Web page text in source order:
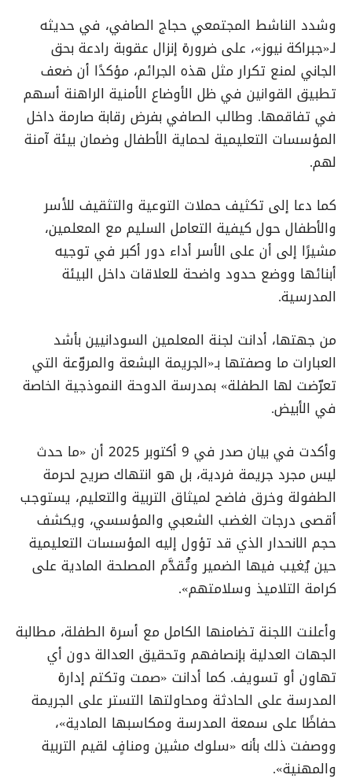
وشدد الناشط المجتمعي حجاج الصافي، في حديثه
لـ«جبراكة نيوز»، على ضرورة إنزال عقوبة رادعة بحق
الجاني لمنع تكرار مثل هذه الجرائم، مؤكدًا أن ضعف
تطبيق القوانين في ظل الأوضاع الأمنية الراهنة أسهم
في تفاقمها. وطالب الصافي بفرض رقابة صارمة داخل
المؤسسات التعليمية لحماية الأطفال وضمان بيئة آمنة
لهم.
كما دعا إلى تكثيف حملات التوعية والتثقيف للأسر
والأطفال حول كيفية التعامل السليم مع المعلمين،
مشيرًا إلى أن على الأسر أداء دور أكبر في توجيه
أبنائها ووضع حدود واضحة للعلاقات داخل البيئة
المدرسية.
من جهتها، أدانت لجنة المعلمين السودانيين بأشد
العبارات ما وصفتها بـ«الجريمة البشعة والمروّعة التي
تعرّضت لها الطفلة» بمدرسة الدوحة النموذجية الخاصة
في الأبيض.
وأكدت في بيان صدر في 9 أكتوبر 2025 أن «ما حدث
ليس مجرد جريمة فردية، بل هو انتهاك صريح لحرمة
الطفولة وخرق فاضح لميثاق التربية والتعليم، يستوجب
أقصى درجات الغضب الشعبي والمؤسسي، ويكشف
حجم الانحدار الذي قد تؤول إليه المؤسسات التعليمية
حين يُغيب فيها الضمير وتُقدَّم المصلحة المادية على
كرامة التلاميذ وسلامتهم».
وأعلنت اللجنة تضامنها الكامل مع أسرة الطفلة، مطالبة
الجهات العدلية بإنصافهم وتحقيق العدالة دون أي
تهاون أو تسويف. كما أدانت «صمت وتكتم إدارة
المدرسة على الحادثة ومحاولتها التستر على الجريمة
حفاظًا على سمعة المدرسة ومكاسبها المادية»،
ووصفت ذلك بأنه «سلوك مشين ومنافٍ لقيم التربية
والمهنية».